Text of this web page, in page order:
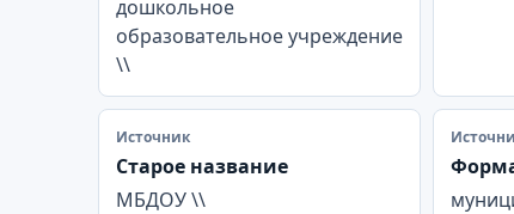
дошкольное
образовательное учреждение
\\
Источник
Старое название
МБДОУ \\